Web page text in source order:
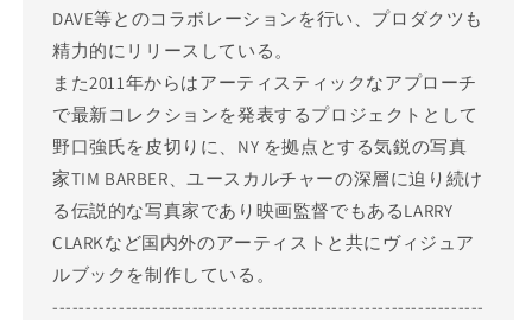
DAVE等とのコラボレーションを行い、プロダクツも
精力的にリリースしている。
また2011年からはアーティスティックなアプローチ
で最新コレクションを発表するプロジェクトとして
野口強氏を皮切りに、NY を拠点とする気鋭の写真
家TIM BARBER、ユースカルチャーの深層に迫り続け
る伝説的な写真家であり映画監督でもあるLARRY
CLARKなど国内外のアーティストと共にヴィジュア
ルブックを制作している。
-----------------------------------------------------------------